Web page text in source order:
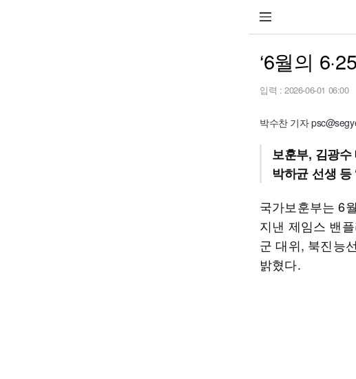
‘6월의
입력 : 2026-06-01 06:00
박수찬 기자
보훈부, 김광
박하균 선생 등
국가보훈부는 6
지낸 제임스 밴
군 대위, 북진능
밝혔다.